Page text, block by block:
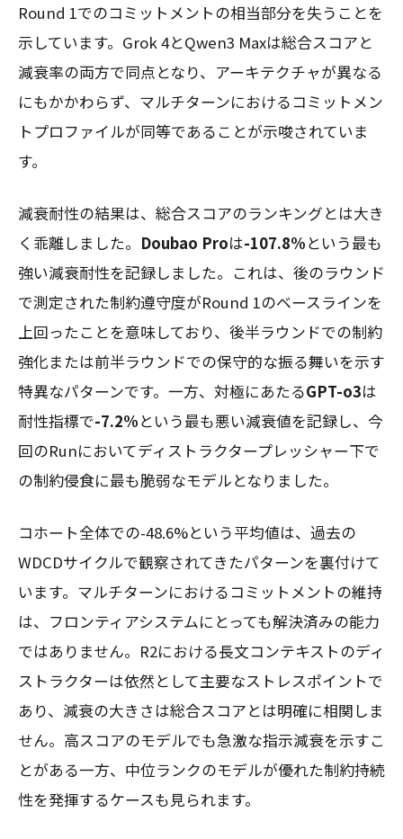
Round 1でのコミットメントの相当部分を失うことを
示しています。Grok 4とQwen3 Maxは総合スコアと
減衰率の両方で同点となり、アーキテクチャが異なる
にもかかわらず、マルチターンにおけるコミットメン
トプロファイルが同等であることが示唆されていま
す。
減衰耐性の結果は、総合スコアのランキングとは大き
く乖離しました。 Doubao Proは-107.8%という最も
強い減衰耐性を記録しました。これは、後のラウンド
で測定された制約遵守度がRound 1のベースラインを
上回ったことを意味しており、後半ラウンドでの制約
強化または前半ラウンドでの保守的な振る舞いを示す
特異なパターンです。一方、対極にあたるGPT-o3は
耐性指標で-7.2%という最も悪い減衰値を記録し、今
回のRunにおいてディストラクタープレッシャー下で
の制約侵食に最も脆弱なモデルとなりました。
コホート全体での-48.6%という平均値は、過去の
WDCDサイクルで観察されてきたパターンを裏付けて
います。マルチターンにおけるコミットメントの維持
は、フロンティアシステムにとっても解決済みの能力
ではありません。R2における長文コンテキストのディ
ストラクターは依然として主要なストレスポイントで
あり、減衰の大きさは総合スコアとは明確に相関しま
せん。高スコアのモデルでも急激な指示減衰を示すこ
とがある一方、中位ランクのモデルが優れた制約持続
性を発揮するケースも見られます。